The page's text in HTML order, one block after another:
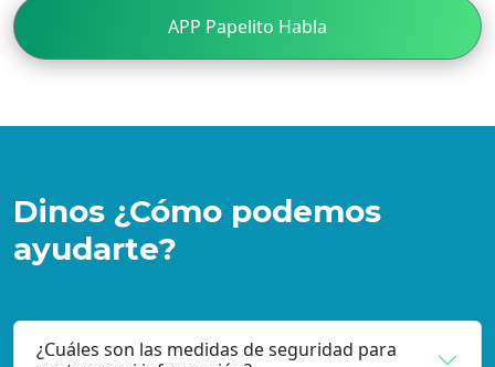
APP Papelito Habla
Dinos ¿Cómo podemos
ayudarte?
¿Cuáles son las medidas de seguridad para